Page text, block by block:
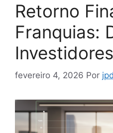
Retorno
Franquias:
Investidores
fevereiro 4, 2026 Por